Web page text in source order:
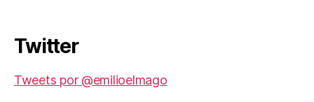
Twitter
Tweets por @emilioelmago